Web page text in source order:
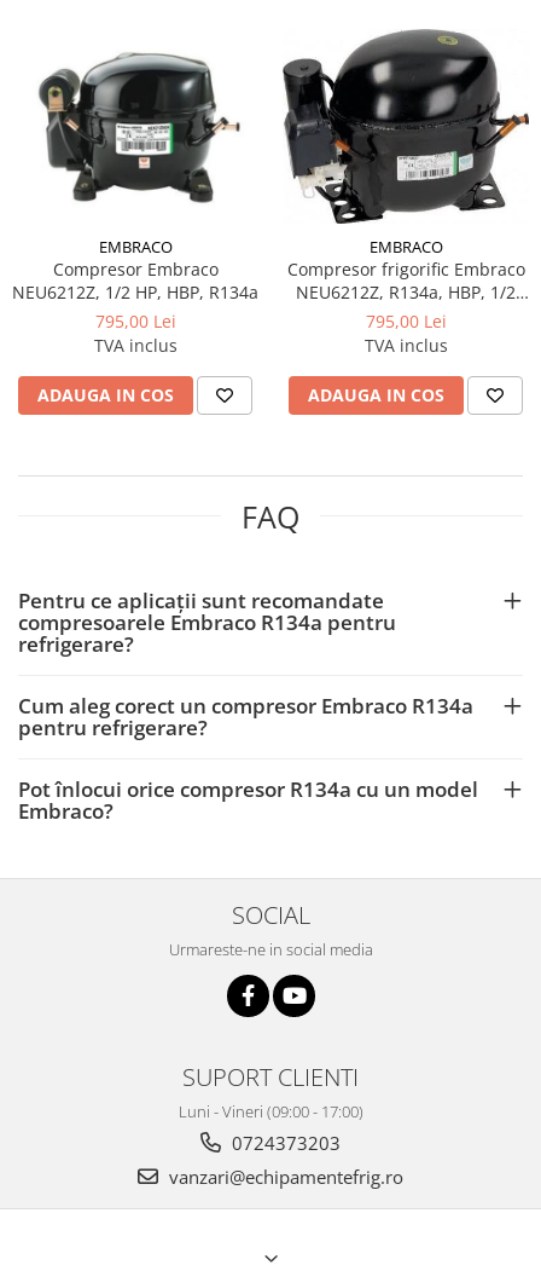
EMBRACO
Compresor Embraco
NEU6212Z, 1/2 HP, HBP, R134a
795,00 Lei
TVA inclus
ADAUGA IN COS
EMBRACO
Compresor frigorific Embraco
NEU6212Z, R134a, HBP, 1/2
HP, 200–230 V
795,00 Lei
TVA inclus
ADAUGA IN COS
FAQ
Pentru ce aplicații sunt recomandate
compresoarele Embraco R134a pentru
refrigerare?
Cum aleg corect un compresor Embraco R134a
pentru refrigerare?
Pot înlocui orice compresor R134a cu un model
Embraco?
SOCIAL
Urmareste-ne in social media
SUPORT CLIENTI
Luni - Vineri (09:00 - 17:00)
0724373203
vanzari@echipamentefrig.ro